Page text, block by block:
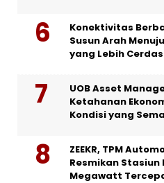
Konektivitas
Susun Arah
yang Lebih Cerdas
UOB Asset
Ketahanan
Kondisi yang
ZEEKR, TPM
Resmikan Stasiun
Megawatt